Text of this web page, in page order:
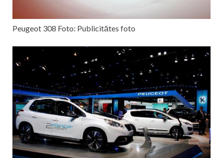
Peugeot 308 Foto: Publicitātes foto